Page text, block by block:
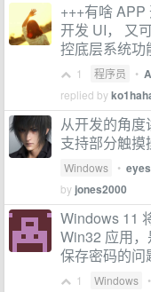
+++有啥
开发 UI， 又
控底层系统功
1 程序员 •
replied by
从开发的角
支持部分触摸
Windows •
by jones2000
Windows 11
Win32 应用
保存密码的问
1 Windows •